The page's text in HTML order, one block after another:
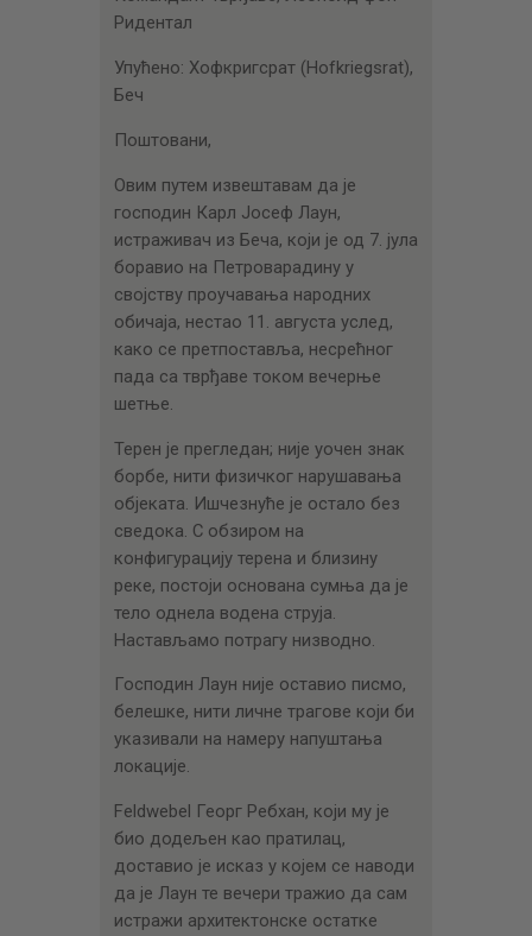
Ридентал
Упућено: Хофкригсрат (Hofkriegsrat),
Беч
Поштовани,
Oвим путем извештавам да је
господин Карл Јосеф Лаун,
истраживач из Беча, који је од 7. јула
боравио на Петроварадину у
својству проучавања народних
обичаја, нестао 11. августа услед,
како се претпоставља, несрећног
пада са тврђаве током вечерње
шетње.
Терен је прегледан; није уочен знак
борбе, нити физичког нарушавања
објеката. Ишчезнуће је остало без
сведока. С обзиром на
конфигурацију терена и близину
реке, постоји основана сумња да је
тело однела водена струја.
Настављамо потрагу низводно.
Господин Лаун није оставио писмо,
белешке, нити личне трагове који би
указивали на намеру напуштања
локације.
Feldwebel Георг Ребхан, који му је
био додељен као пратилац,
доставио је исказ у којем се наводи
да је Лаун те вечери тражио да сам
истражи архитектонске остатке